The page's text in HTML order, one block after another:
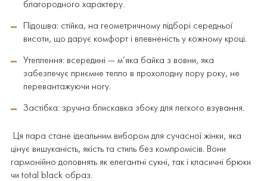
благородного характеру.
Підошва: стійка, на геометричному підборі середньої
висоти, що дарує комфорт і впевненість у кожному кроці.
Утеплення: всередині — м’яка байка з вовни, яка
забезпечує приємне тепло в прохолодну пору року, не
перевантажуючи ногу.
Застібка: зручна блискавка збоку для легкого взування.
Ця пара стане ідеальним вибором для сучасної жінки, яка
цінує вишуканість, якість та стиль без компромісів. Вони
гармонійно доповнять як елегантні сукні, так і класичні брюки
чи total black образ.